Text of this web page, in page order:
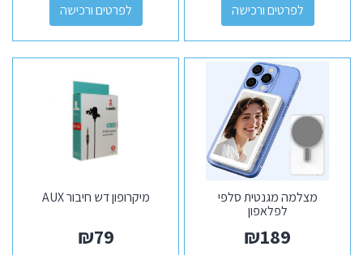
לפרטים ורכישה לפרטים ורכישה
מצלמה מגנטית סלפי
לפלאפון
₪189
מיקרופון דש חיבור AUX
₪79